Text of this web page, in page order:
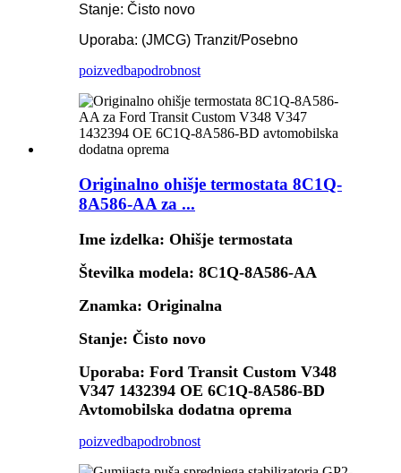
Stanje: Čisto novo
Uporaba: (JMCG) Tranzit/Posebno
poizvedbapodrobnost
Originalno ohišje termostata 8C1Q-
8A586-AA za ...
Ime izdelka: Ohišje termostata
Številka modela: 8C1Q-8A586-AA
Znamka: Originalna
Stanje: Čisto novo
Uporaba: Ford Transit Custom V348
V347 1432394 OE 6C1Q-8A586-BD
Avtomobilska dodatna oprema
poizvedbapodrobnost